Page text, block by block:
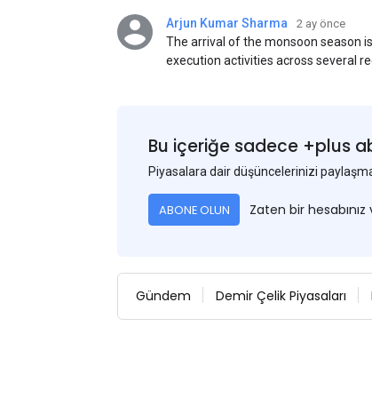
Arjun Kumar Sharma 2 ay önce
The arrival of the monsoon season
execution activities across several
Bu içeriğe sadece +plus
Piyasalara dair düşüncelerinizi
ABONE OLUN Zaten bir hesabınız
Gündem Demir Çelik Piyasaları